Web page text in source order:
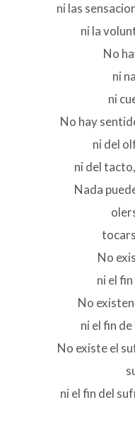
ni las
ni la
No
ni
ni
No hay
ni del
ni del
Nada
No
ni el
No
ni el fin
No existe el
ni el fin del